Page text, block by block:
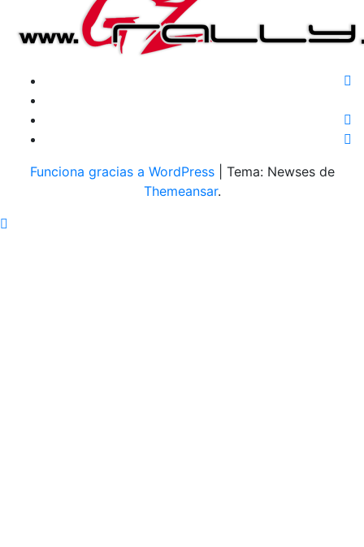
Funciona gracias a WordPress
Tema: Newses de
Themeansar.